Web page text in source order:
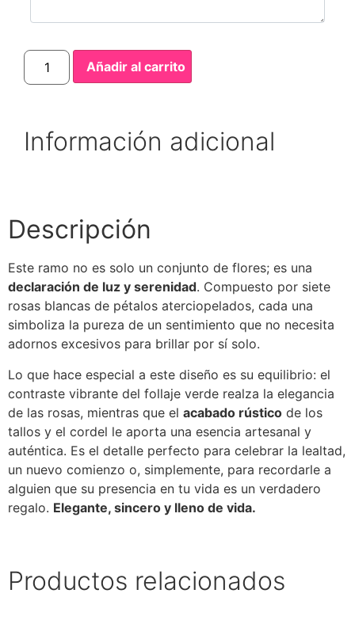
Añadir al carrito
Información adicional
Descripción
Este ramo no es solo un conjunto de flores; es una
declaración de luz y serenidad. Compuesto por siete
rosas blancas de pétalos aterciopelados, cada una
simboliza la pureza de un sentimiento que no necesita
adornos excesivos para brillar por sí solo.
Lo que hace especial a este diseño es su equilibrio: el
contraste vibrante del follaje verde realza la elegancia
de las rosas, mientras que el acabado rústico de los
tallos y el cordel le aporta una esencia artesanal y
auténtica. Es el detalle perfecto para celebrar la lealtad,
un nuevo comienzo o, simplemente, para recordarle a
alguien que su presencia en tu vida es un verdadero
regalo. Elegante, sincero y lleno de vida.
Productos relacionados